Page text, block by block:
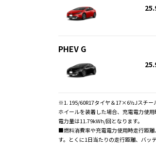
PHEV G
※1. 195/60R17タイヤ＆17×6½Jスチー
ホイールを装着した場合、充電電力使
電力量は11.79kWh/回となります。
■燃料消費率や充電電力使用時走行距
す。とくに1日当たりの走行距離、バッ